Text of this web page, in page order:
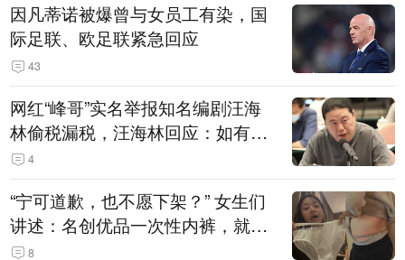
因凡蒂诺被爆曾与女员工有染，国
际足联、欧足联紧急回应
43
网红“峰哥”实名举报知名编剧汪海
林偷税漏税，汪海林回应：如有违
法行为，相关机构自会进行评判和
处理
4
“宁可道歉，也不愿下架？” 女生们
讲述：名创优品一次性内裤，就
是“一次性社死”单品？
8